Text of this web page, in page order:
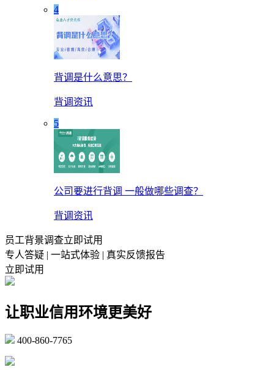
4
背调是什么意思？
背调资讯
5
公司要进行背调 一般做哪些调查？
背调资讯
员工背景调查立即试用
专人答疑 | 一站式体验 | 真实反馈报告
立即试用
让职业信用环境更美好
400-860-7765